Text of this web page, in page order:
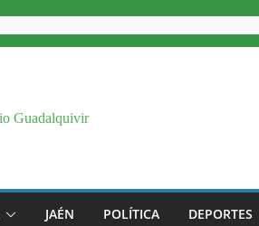
JAÉN POLÍTICA DEPORTES